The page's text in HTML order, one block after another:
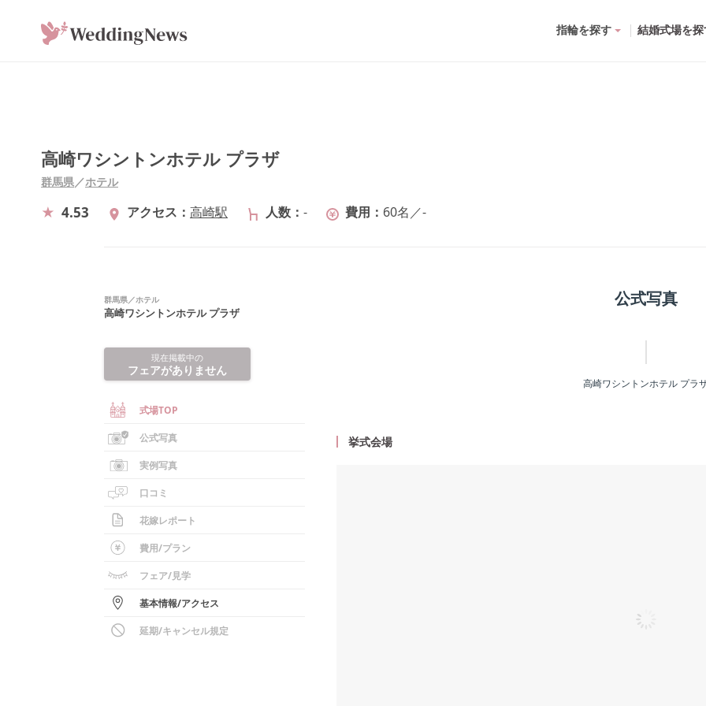
指輪を探す 結婚式場を
高崎ワシントンホテル プラザ
群馬県／ホテル
4.53 アクセス 高崎駅 人数 - 費用 60名 ／-
群馬県／ホテル
高崎ワシントンホテル プラザ
現在掲載中の
フェアがありません
式場TOP
公式写真
実例写真
口コミ
花嫁レポート
費用/プラン
フェア/見学
基本情報/アクセス
延期/キャンセル規定
公式写真
高崎ワシントンホテル プラ
挙式会場